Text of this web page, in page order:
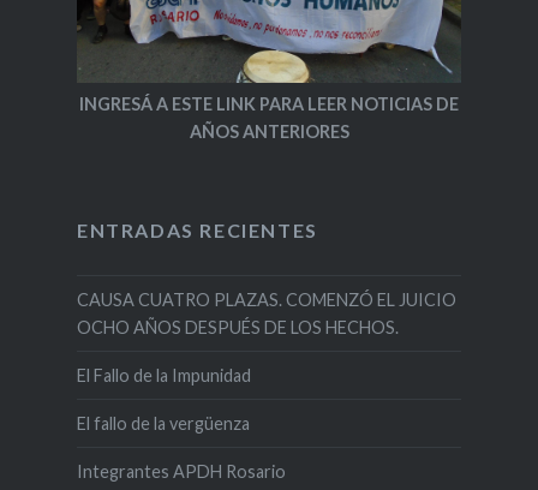
INGRESÁ A ESTE LINK PARA LEER NOTICIAS DE
AÑOS ANTERIORES
ENTRADAS RECIENTES
CAUSA CUATRO PLAZAS. COMENZÓ EL JUICIO
OCHO AÑOS DESPUÉS DE LOS HECHOS.
El Fallo de la Impunidad
El fallo de la vergüenza
Integrantes APDH Rosario